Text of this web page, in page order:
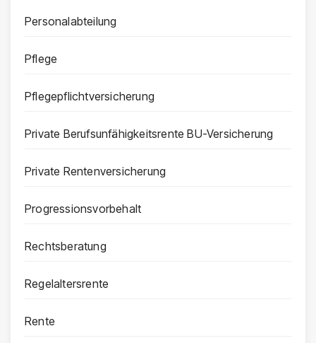
Personalabteilung
Pflege
Pflegepflichtversicherung
Private Berufsunfähigkeitsrente BU-Versicherung
Private Rentenversicherung
Progressionsvorbehalt
Rechtsberatung
Regelaltersrente
Rente